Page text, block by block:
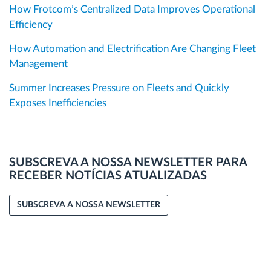
How Frotcom’s Centralized Data Improves Operational
Efficiency
How Automation and Electrification Are Changing Fleet
Management
Summer Increases Pressure on Fleets and Quickly
Exposes Inefficiencies
SUBSCREVA A NOSSA NEWSLETTER PARA
RECEBER NOTÍCIAS ATUALIZADAS
SUBSCREVA A NOSSA NEWSLETTER